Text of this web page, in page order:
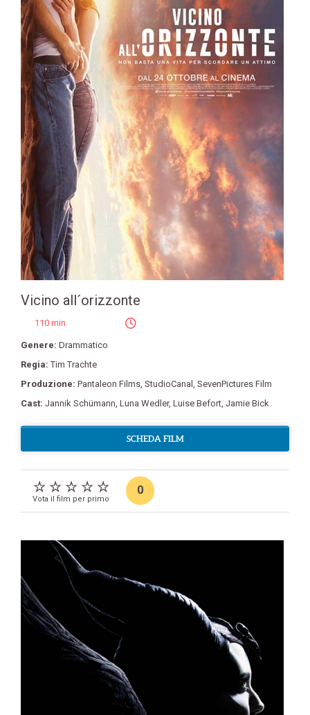
Vicino all´orizzonte
110 min
Genere: Drammatico
Regia:Tim Trachte
Produzione: Pantaleon Films StudioCanal SevenPictures Film
Cast: Jannik Schümann Luna Wedler, Luise Befort Jamie Bick
SCHEDA FILM
Vota il film per primo
0